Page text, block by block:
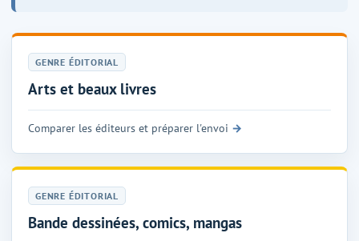
GENRE ÉDITORIAL
Arts et beaux livres
Comparer les éditeurs et préparer l'envoi
GENRE ÉDITORIAL
Bande dessinées, comics, mangas